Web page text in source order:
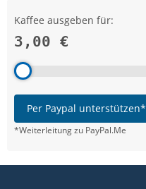
Kaffee ausgeben für:
3,00 €
Per Paypal unterstützen*
*Weiterleitung zu PayPal.Me